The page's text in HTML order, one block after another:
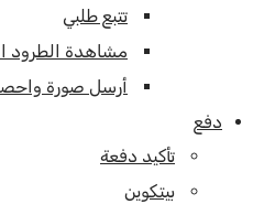
تتبع طلبي
مشاهدة الطرود
أرسل صورة واحصل
دفع
تأكيد دفعة
بيتكوين